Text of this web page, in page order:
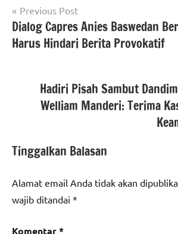
Navigasi
pos
Previous Post
Dialog Capres Anies Baswedan
Harus Hindari Berita Provokatif
Hadiri Pisah Sambut
Welliam Manderi: Terima
Tinggalkan Balasan
Alamat email Anda tidak akan
wajib ditandai *
Komentar*